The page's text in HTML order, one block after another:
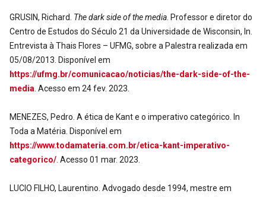
GRUSIN, Richard. The dark side of the media . Professor e diretor do
Centro de Estudos do Século 21 da Universidade de Wisconsin, In.
Entrevista à Thais Flores – UFMG, sobre a Palestra realizada em
05/08/2013. Disponível em
https://ufmg.br/comunicacao/noticias/the-dark-side-of-the-
media . Acesso em 24 fev. 2023.
MENEZES, Pedro. A ética de Kant e o imperativo categórico. In
Toda a Matéria. Disponível em
https://www.todamateria.com.br/etica-kant-imperativo-
categorico/ . Acesso 01 mar. 2023.
LUCIO FILHO, Laurentino. Advogado desde 1994, mestre em